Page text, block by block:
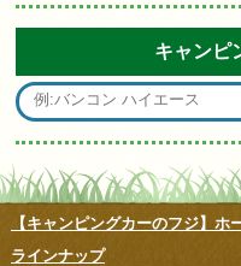
キャンピ
【キャンピングカーのフジ】ホ
ラインナップ